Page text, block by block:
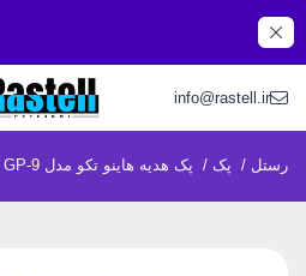
/ پک / پک هدیه هاینو تکو مدل Haino Teko GP-9